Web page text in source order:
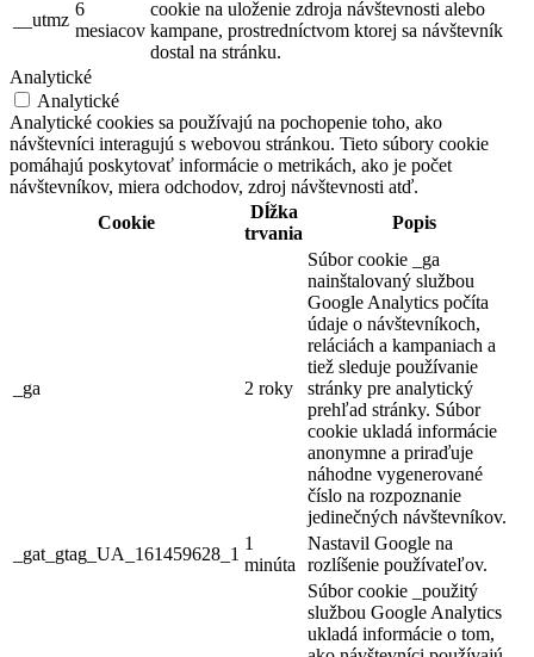
__utmz
6
mesiacov
cookie na uloženie zdroja návštevnosti alebo
kampane, prostredníctvom ktorej sa návštevník
dostal na stránku.
Analytické
Analytické
Analytické cookies sa používajú na pochopenie toho, ako
návštevníci interagujú s webovou stránkou. Tieto súbory cookie
pomáhajú poskytovať informácie o metrikách, ako je počet
návštevníkov, miera odchodov, zdroj návštevnosti atď.
Cookie
Dĺžka
trvania
Popis
_ga 2 roky
Súbor cookie _ga
nainštalovaný službou
Google Analytics počíta
údaje o návštevníkoch,
reláciách a kampaniach a
tiež sleduje používanie
stránky pre analytický
prehľad stránky. Súbor
cookie ukladá informácie
anonymne a priraďuje
náhodne vygenerované
číslo na rozpoznanie
jedinečných návštevníkov.
_gat_gtag_UA_161459628_1
1
minúta
Nastavil Google na
rozlíšenie používateľov.
Súbor cookie _použitý
službou Google Analytics
ukladá informácie o tom,